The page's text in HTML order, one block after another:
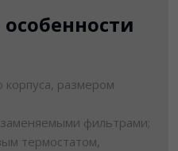
корпуса, размером
фильтрами;
термостатом,